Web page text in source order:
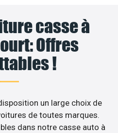
casse à
Offres
!
un large choix de
de toutes marques.
dans notre casse auto à